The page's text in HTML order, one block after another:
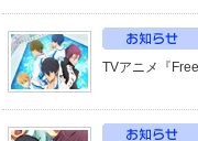
TVアニメ『